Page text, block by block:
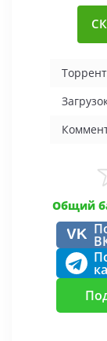
Общий
VK